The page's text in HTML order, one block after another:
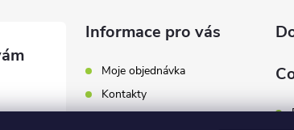
Informace pro vás
Moje objednávka
Kontakty